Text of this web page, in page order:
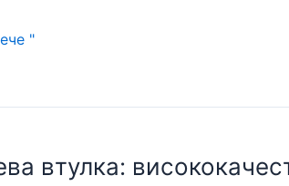
"
втулка: